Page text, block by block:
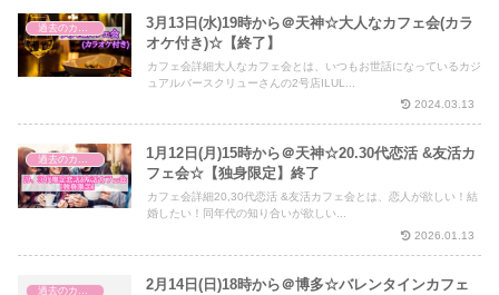
3月13日(水)19時から＠天神☆大人なカフェ会(カラ
オケ付き)☆【終了】
カフェ会詳細大人なカフェ会とは、いつもお世話になっているカジ
ュアルバースクリューさんの2号店ILUL...
2024.03.13
1月12日(月)15時から＠天神☆20.30代恋活 &友活カ
フェ会☆【独身限定】終了
カフェ会詳細20,30代恋活 &友活カフェ会とは、恋人が欲しい！結
婚したい！同年代の知り合いが欲しい...
2026.01.13
2月14日(日)18時から＠博多☆バレンタインカフェ